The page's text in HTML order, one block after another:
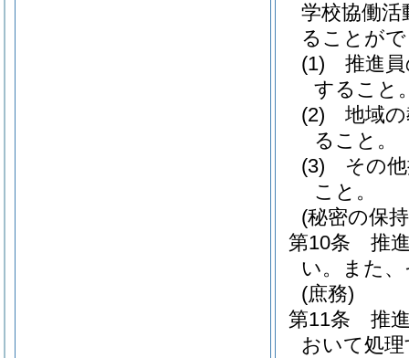
学校協働活
ることが
(1)
推進
すること
(2)
地域
ること。
(3)
その
こと。
(秘密の保
第10条
推
い。
また
(庶務)
第11条
推
おいて処